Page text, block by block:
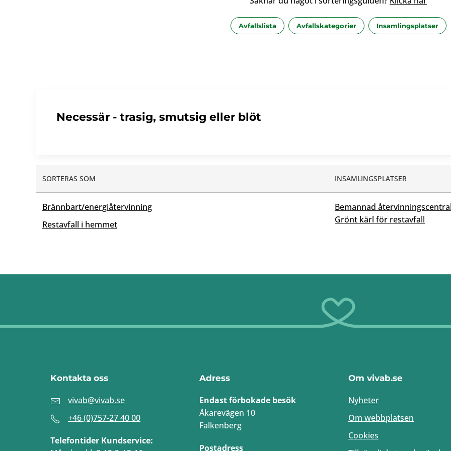
Avfallslista Avfallskategorier Insamlingsplatser
Necessär - trasig, smutsig eller blöt
SORTERAS SOM INSAMLINGSPLATSER
Brännbart/energiåtervinning
Restavfall i hemmet
Bemannad
Grönt kärl för restavfall
Kontakta oss
vivab@vivab.se
+46 (0)757-27 40 00
Telefontider Kundservice:
Adress
Endast förbokade besök
Åkarevägen 10
Falkenberg
Postadress
Om vivab.se
Nyheter
Om webbplatsen
Cookies